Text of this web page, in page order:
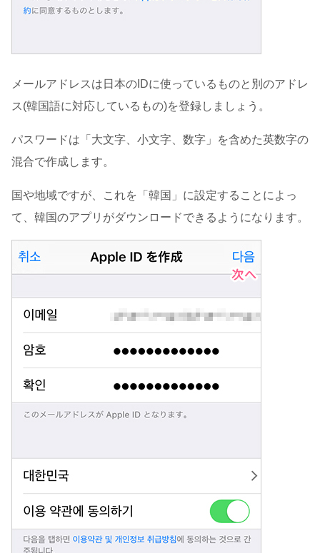
メールアドレスは日本のIDに使っているものと別のアドレ
ス(韓国語に対応しているもの)を登録しましょう。
パスワードは「大文字、小文字、数字」を含めた英数字の
混合で作成します。
国や地域ですが、これを「韓国」に設定することによっ
て、韓国のアプリがダウンロードできるようになります。